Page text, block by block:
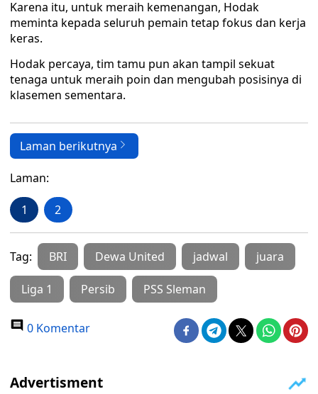
Karena itu, untuk meraih kemenangan, Hodak
meminta kepada seluruh pemain tetap fokus dan kerja
keras.
Hodak percaya, tim tamu pun akan tampil sekuat
tenaga untuk meraih poin dan mengubah posisinya di
klasemen sementara.
Laman berikutnya
Laman:
1 2
Tag: BRI Dewa United jadwal juara
Liga 1 Persib PSS Sleman
0 Komentar